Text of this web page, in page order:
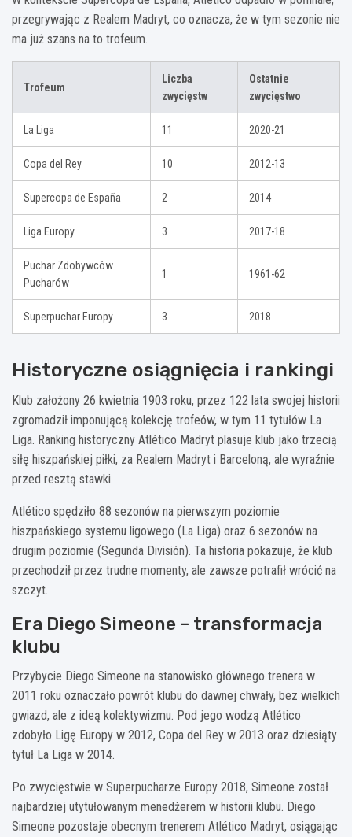
przegrywając z Realem Madryt, co oznacza, że w tym sezonie nie
ma już szans na to trofeum.
Trofeum
Liczba
zwycięstw
Ostatnie
zwycięstwo
La Liga 11 2020-21
Copa del Rey 10 2012-13
Supercopa de España 2 2014
Liga Europy 3 2017-18
Puchar Zdobywców
Pucharów
1 1961-62
Superpuchar Europy 3 2018
Historyczne osiągnięcia i rankingi
Klub założony 26 kwietnia 1903 roku, przez 122 lata swojej historii
zgromadził imponującą kolekcję trofeów, w tym 11 tytułów La
Liga. Ranking historyczny Atlético Madryt plasuje klub jako trzecią
siłę hiszpańskiej piłki, za Realem Madryt i Barceloną, ale wyraźnie
przed resztą stawki.
Atlético spędziło 88 sezonów na pierwszym poziomie
hiszpańskiego systemu ligowego (La Liga) oraz 6 sezonów na
drugim poziomie (Segunda División). Ta historia pokazuje, że klub
przechodził przez trudne momenty, ale zawsze potrafił wrócić na
szczyt.
Era Diego Simeone – transformacja
klubu
Przybycie Diego Simeone na stanowisko głównego trenera w
2011 roku oznaczało powrót klubu do dawnej chwały, bez wielkich
gwiazd, ale z ideą kolektywizmu. Pod jego wodzą Atlético
zdobyło Ligę Europy w 2012, Copa del Rey w 2013 oraz dziesiąty
tytuł La Liga w 2014.
Po zwycięstwie w Superpucharze Europy 2018, Simeone został
najbardziej utytułowanym menedżerem w historii klubu. Diego
Simeone pozostaje obecnym trenerem Atlético Madryt, osiągając